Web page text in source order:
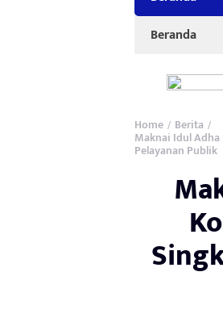
Beranda
Home / Berita /
Maknai Idul Adha
Pelayanan Publik